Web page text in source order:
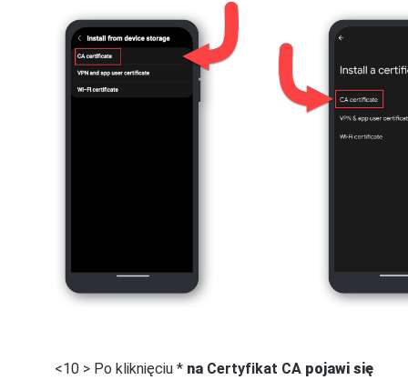
<10 > Po kliknięciu * na Certyfikat CA pojawi się